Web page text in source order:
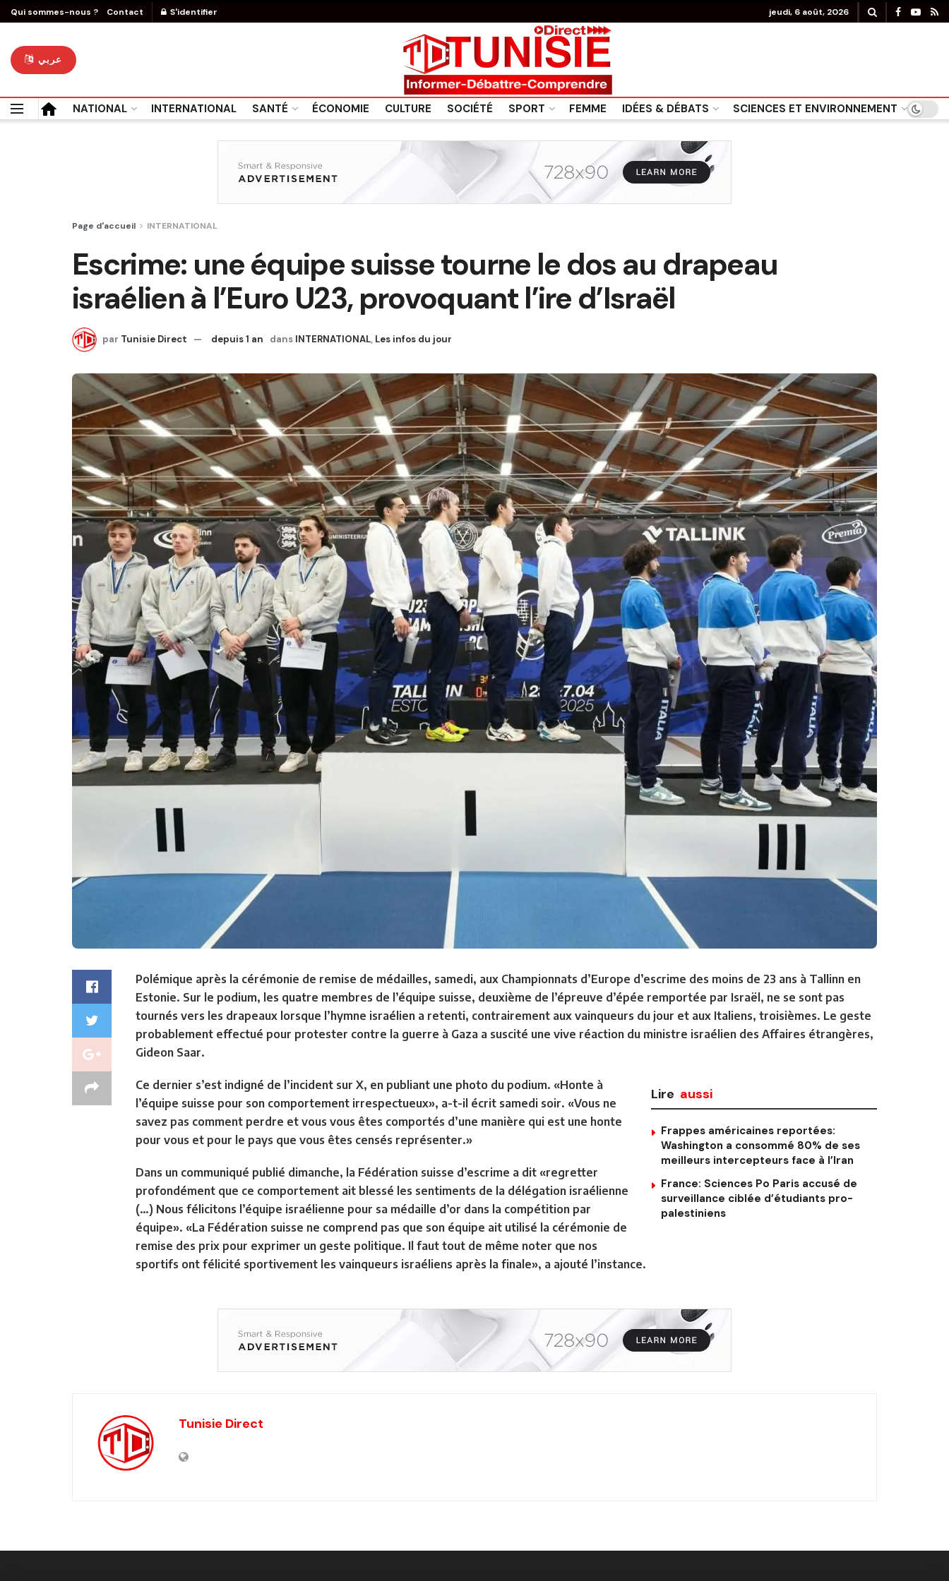
Qui sommes-nous ? Contact S'identifier jeudi, 6 août, 2026
عربي
NATIONAL INTERNATIONAL SANTÉ ÉCONOMIE CULTURE SOCIÉTÉ SPORT FEMME IDÉES & DÉBATS SCIENCES ET ENVIRONNEMENT
Page d'accueil INTERNATIONAL
Escrime: une équipe suisse tourne le dos au drapeau
israélien à l’Euro U23, provoquant l’ire d’Israël
par Tunisie Direct depuis 1 an dans INTERNATIONAL, Les infos du jour
Polémique après la cérémonie de remise de médailles, samedi, aux Championnats d’Europe d’escrime des moins de 23 ans à Tallinn en
Estonie. Sur le podium, les quatre membres de l’équipe suisse, deuxième de l’épreuve d’épée remportée par Israël, ne se sont pas
tournés vers les drapeaux lorsque l’hymne israélien a retenti, contrairement aux vainqueurs du jour et aux Italiens, troisièmes. Le geste
probablement effectué pour protester contre la guerre à Gaza a suscité une vive réaction du ministre israélien des Affaires étrangères,
Gideon Saar.
Lire aussi
Frappes américaines reportées:
Washington a consommé 80% de ses
meilleurs intercepteurs face à l’Iran
France: Sciences Po Paris accusé de
surveillance ciblée d’étudiants pro-
palestiniens
Ce dernier s’est indigné de l’incident sur X, en publiant une photo du podium. «Honte à
l’équipe suisse pour son comportement irrespectueux», a-t-il écrit samedi soir. «Vous ne
savez pas comment perdre et vous vous êtes comportés d’une manière qui est une honte
pour vous et pour le pays que vous êtes censés représenter.»
Dans un communiqué publié dimanche, la Fédération suisse d’escrime a dit «regretter
profondément que ce comportement ait blessé les sentiments de la délégation israélienne
(…) Nous félicitons l’équipe israélienne pour sa médaille d’or dans la compétition par
équipe». «La Fédération suisse ne comprend pas que son équipe ait utilisé la cérémonie de
remise des prix pour exprimer un geste politique. Il faut tout de même noter que nos
sportifs ont félicité sportivement les vainqueurs israéliens après la finale», a ajouté l’instance.
Tunisie Direct